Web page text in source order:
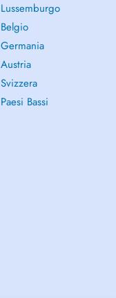
Lussemburgo
Belgio
Germania
Austria
Svizzera
Paesi Bassi